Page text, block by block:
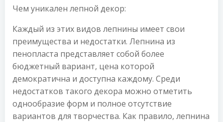
Чем уникален лепной декор:
Каждый из этих видов лепнины имеет свои
преимущества и недостатки. Лепнина из
пенопласта представляет собой более
бюджетный вариант, цена которой
демократична и доступна каждому. Среди
недостатков такого декора можно отметить
однообразие форм и полное отсутствие
вариантов для творчества. Как правило, лепнина